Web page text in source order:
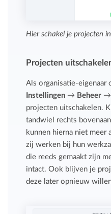
Hier schakel je projecten
Projecten
Als organisatie-eigenaar
Instellingen → Beheer →
projecten uitschakelen.
tandwiel rechts
kunnen hierna niet meer
zij werken bij hun
die reeds gemaakt zijn
intact. Ook blijven je
deze later opnieuw